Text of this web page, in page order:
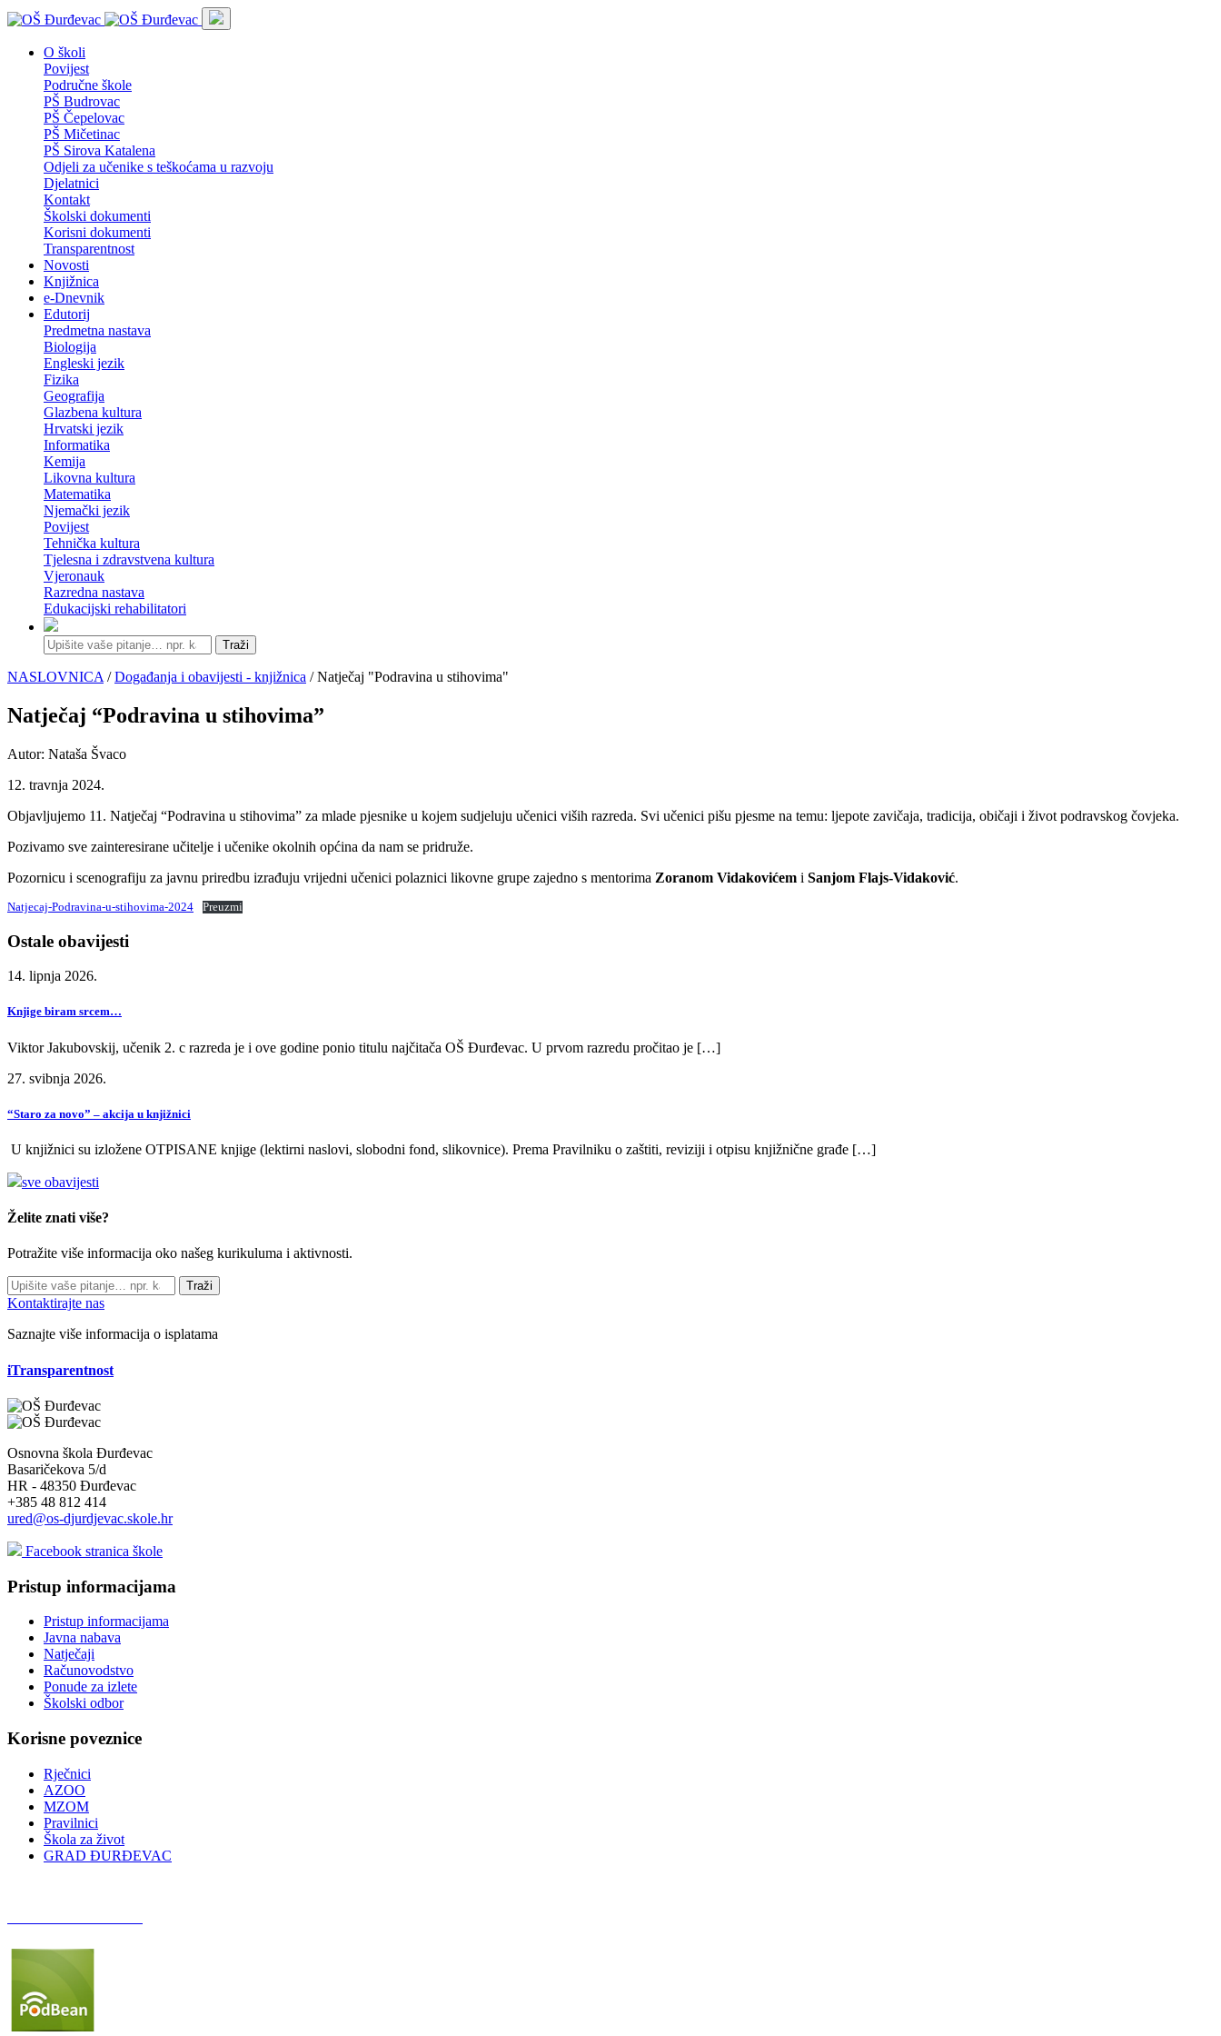
O školi
Povijest
Područne škole
PŠ Budrovac
PŠ Čepelovac
PŠ Mičetinac
PŠ Sirova Katalena
Odjeli za učenike s teškoćama u razvoju
Djelatnici
Kontakt
Školski dokumenti
Korisni dokumenti
Transparentnost
Novosti
Knjižnica
e-Dnevnik
Edutorij
Predmetna nastava
Biologija
Engleski jezik
Fizika
Geografija
Glazbena kultura
Hrvatski jezik
Informatika
Kemija
Likovna kultura
Matematika
Njemački jezik
Povijest
Tehnička kultura
Tjelesna i zdravstvena kultura
Vjeronauk
Razredna nastava
Edukacijski rehabilitatori
Traži
NASLOVNICA /Događanja i obavijesti - knjižnica / Natječaj "Podravina u stihovima"
Natječaj “Podravina u stihovima”
Autor: Nataša Švaco
12. travnja 2024.
Objavljujemo 11. Natječaj “Podravina u stihovima” za mlade pjesnike u kojem sudjeluju učenici viših razreda. Svi učenici pišu pjesme na temu: ljepote zavičaja, tradicija, običaji i život podravskog čovjeka.
Pozivamo sve zainteresirane učitelje i učenike okolnih općina da nam se pridruže.
Pozornicu i scenografiju za javnu priredbu izrađuju vrijedni učenici polaznici likovne grupe zajedno s mentorima Zoranom Vidakovićem i Sanjom Flajs-Vidaković.
Natjecaj-Podravina-u-stihovima-2024 Preuzmi
Ostale obavijesti
14. lipnja 2026.
Knjige biram srcem…
Viktor Jakubovskij, učenik 2. c razreda je i ove godine ponio titulu najčitača OŠ Đurđevac. U prvom razredu pročitao je […]
27. svibnja 2026.
“Staro za novo” – akcija u knjižnici
U knjižnici su izložene OTPISANE knjige (lektirni naslovi, slobodni fond, slikovnice). Prema Pravilniku o zaštiti, reviziji i otpisu knjižnične građe […]
sve obavijesti
Želite znati više?
Potražite više informacija oko našeg kurikuluma i aktivnosti.
Traži
Kontaktirajte nas
Saznajte više informacija o isplatama
iTransparentnost
Osnovna škola Đurđevac
Basaričekova 5/d
HR - 48350 Đurđevac
+385 48 812 414
ured@os-djurdjevac.skole.hr
Facebook stranica škole
Pristup informacijama
Pristup informacijama
Javna nabava
Natječaji
Računovodstvo
Ponude za izlete
Školski odbor
Korisne poveznice
Rječnici
AZOO
MZOM
Pravilnici
Škola za život
GRAD ĐURĐEVAC